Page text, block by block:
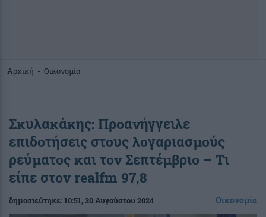
Αρχική - Οικονομία
Σκυλακάκης: Προανήγγειλε
επιδοτήσεις στους λογαριασμούς
ρεύματος και τον Σεπτέμβριο – Τι
είπε στον realfm 97,8
δημοσιεύτηκε:10:51, 30 Αυγούστου 2024 Οικονομία